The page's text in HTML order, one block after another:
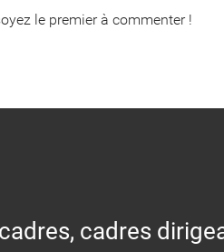
le premier à commenter !
cadres